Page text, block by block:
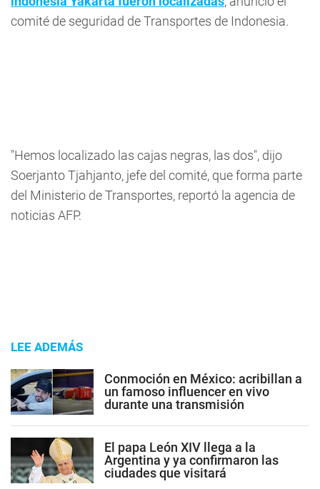
comité de seguridad de Transportes de Indonesia.
"Hemos localizado las cajas negras, las dos", dijo
Soerjanto Tjahjanto, jefe del comité, que forma parte
del Ministerio de Transportes, reportó la agencia de
noticias AFP.
LEE ADEMÁS
Conmoción en México: acribillan a
un famoso influencer en vivo
durante una transmisión
El papa León XIV llega a la
Argentina y ya confirmaron las
ciudades que visitará